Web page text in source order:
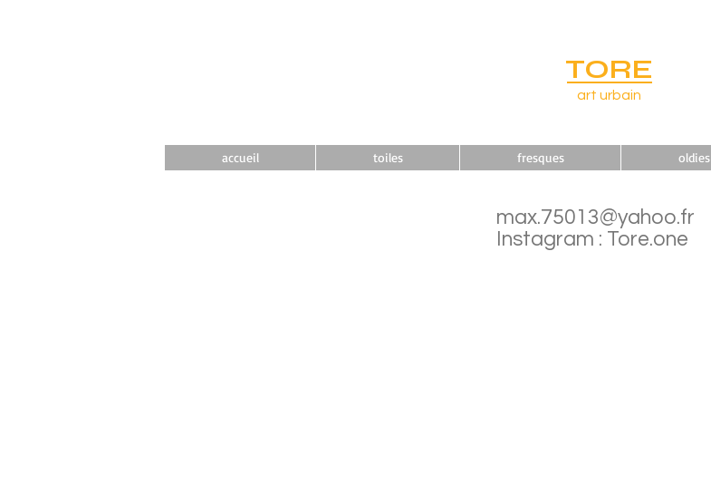
TORE
art urbain
accueil toiles fresques oldies
max.75013@yahoo.fr
Instagram : Tore.one